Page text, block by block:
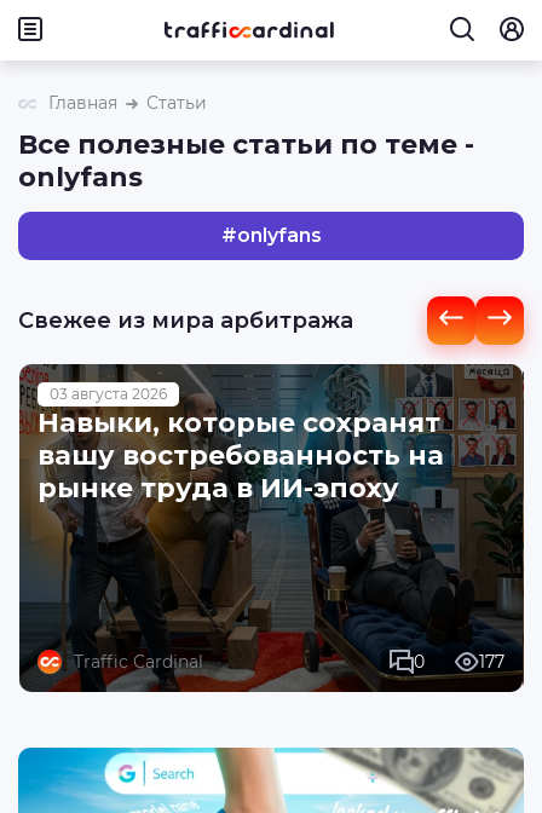
Главная Статьи
Все полезные статьи по теме -
onlyfans
#onlyfans
Свежее из мира арбитража
03 августа 2026
Навыки, которые сохранят
вашу востребованность на
рынке труда в ИИ-эпоху
Traffic Cardinal 0 177